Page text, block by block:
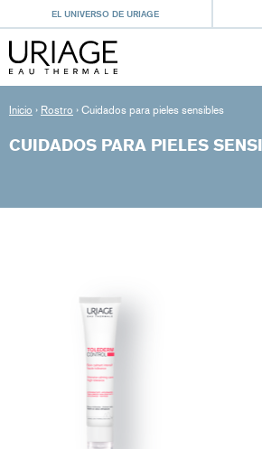
EL UNIVERSO DE URIAGE
Inicio › Rostro › Cuidados para pieles sensibles
CUIDADOS PARA PIELES